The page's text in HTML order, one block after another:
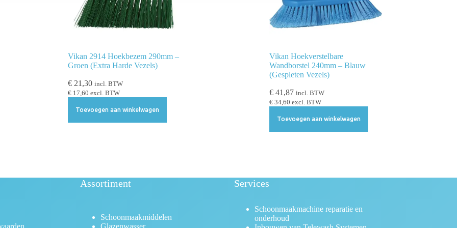
Vikan 2914 Hoekbezem 290mm –
Groen (Extra Harde Vezels)
€ 21,30 incl. BTW
€ 17,60 excl. BTW
Toevoegen aan winkelwagen
Vikan Hoekverstelbare
Wandborstel 240mm – Blauw
(Gespleten Vezels)
€41,87 incl. BTW
€34,60 excl. BTW
Toevoegen aan winkelwagen
Assortiment
Schoonmaakmiddelen
Glazenwasser
Services
Schoonmaakmachine reparatie en
onderhoud